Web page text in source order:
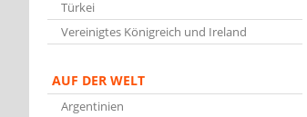
Türkei
Vereinigtes Königreich und Ireland
AUF DER WELT
Argentinien